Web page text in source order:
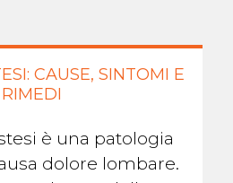
CAUSE, SINTOMI E
RIMEDI
è una patologia
dolore lombare.